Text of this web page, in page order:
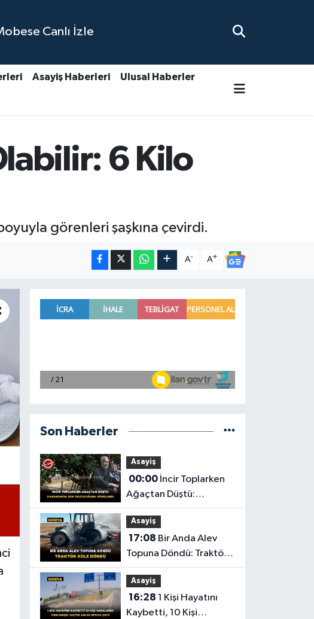
Canlı İzle
Asayiş Haberleri Ulusal Haberler
6 Kilo
görenleri şaşkına çevirdi.
A- A+
Son Haberler
Asayiş
00:00İncir Toplarken
Ağaçtan Düştü:
Karaman'da Son
Yolculuğuna Uğurlandı
Asayiş
17:08
Topuna Döndü: Traktör
Küle Döndü
Asayiş
16:28
Kaybetti, 10 Kişi